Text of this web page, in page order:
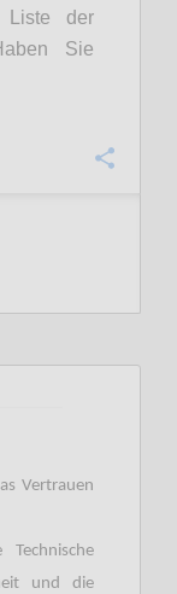
Liste der
Sie
Vertrauen
und die